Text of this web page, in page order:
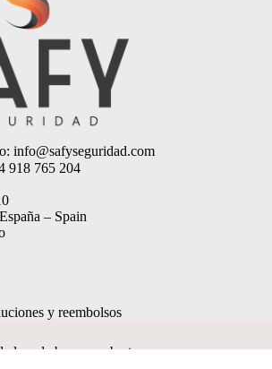
info@safyseguridad.com
918 765 204
– Spain
y reembolsos
made byanyweb.pt